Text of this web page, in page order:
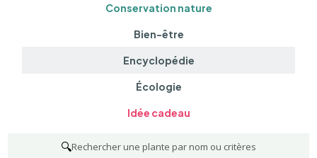
Conservation nature
Bien-être
Encyclopédie
Écologie
Idée cadeau
🔍Rechercher une plante par nom ou critères